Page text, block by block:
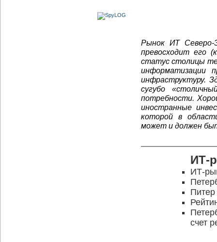
Рынок ИТ Северо-
превосходит его
статус столицы
информатизации
инфраструктуру.
сугубо
потребности.
иностранные
которой в
может и должен
ИТ-
ИТ-
счет